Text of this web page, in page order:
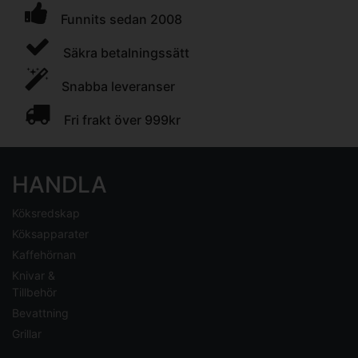
Funnits sedan 2008
Säkra betalningssätt
Snabba leveranser
Fri frakt över 999kr
HANDLA
Köksredskap
Köksapparater
Kaffehörnan
Knivar &
Tillbehör
Bevattning
Grillar